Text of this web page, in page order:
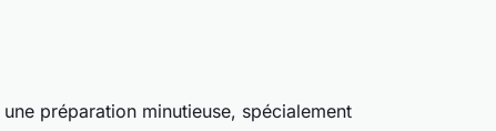
préparation minutieuse, spécialement